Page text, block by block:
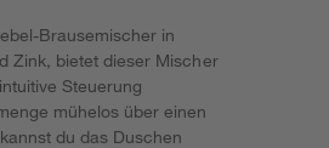
Brausemischer in
Zink, bietet dieser Mischer
Steuerung
mühelos über einen
du das Duschen